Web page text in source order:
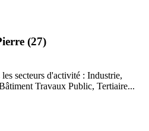
(27)
secteurs d'activité : Industrie,
Travaux Public, Tertiaire...